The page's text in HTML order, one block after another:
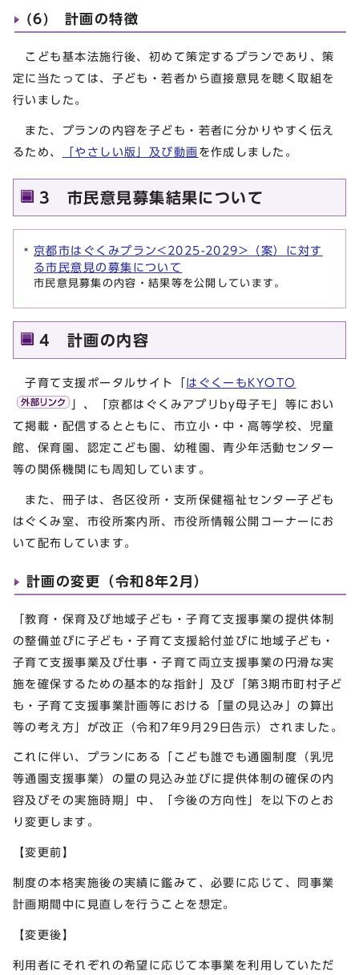
(6) 計画の特徴
こども基本法施行後、初めて策定するプランであり、策
定に当たっては、子ども・若者から直接意見を聴く取組を
行いました。
また、プランの内容を子ども・若者に分かりやすく伝え
るため、
「やさしい版」及び動画 を作成しました。
3 市民意見募集結果について
京都市はぐくみプラン<2025-2029>（案）に対す
る市民意見の募集について
市民意見募集の内容・結果等を公開しています。
4 計画の内容
子育て支援ポータルサイト「 はぐくーもKYOTO
」、「京都はぐくみアプリby母子モ」等におい
て掲載・配信するとともに、市立小・中・高等学校、児童
館、保育園、認定こども園、幼稚園、青少年活動センター
等の関係機関にも周知しています。
また、冊子は、各区役所・支所保健福祉センター子ども
はぐくみ室、市役所案内所、市役所情報公開コーナーにお
いて配布しています。
計画の変更（令和8年2月）
「教育・保育及び地域子ども・子育て支援事業の提供体制
の整備並びに子ども・子育て支援給付並びに地域子ども・
子育て支援事業及び仕事・子育て両立支援事業の円滑な実
施を確保するための基本的な指針」及び「第3期市町村子ど
も・子育て支援事業計画等における「量の見込み」の算出
等の考え方」が改正（令和7年9月29日告示）されました。
これに伴い、プランにある「こども誰でも通園制度（乳児
等通園支援事業）の量の見込み並びに提供体制の確保の内
容及びその実施時期」中、「今後の方向性」を以下のとお
り変更します。
【変更前】
制度の本格実施後の実績に鑑みて、必要に応じて、同事業
計画期間中に見直しを行うことを想定。
【変更後】
利用者にそれぞれの希望に応じて本事業を利用していただ